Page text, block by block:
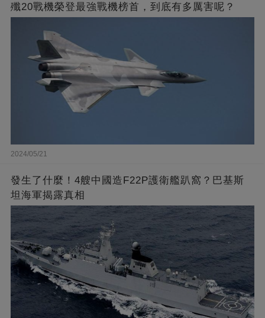
殲20戰機榮登最強戰機榜首，到底有多厲害呢？
2024/05/21
發生了什麼！4艘中國造F22P護衛艦趴窩？巴基斯
坦海軍揭露真相